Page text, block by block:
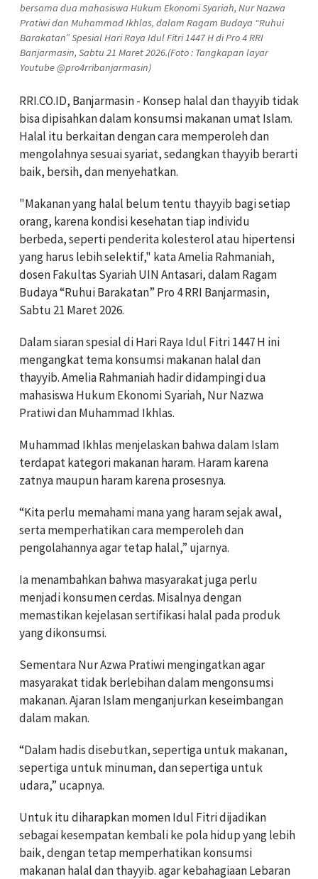
bersama dua mahasiswa Hukum Ekonomi Syariah, Nur Nazwa
Pratiwi dan Muhammad Ikhlas, dalam Ragam Budaya “Ruhui
Barakatan” Spesial Hari Raya Idul Fitri 1447 H di Pro 4 RRI
Banjarmasin, Sabtu 21 Maret 2026.(Foto : Tangkapan layar
Youtube @pro4rribanjarmasin)
RRI.CO.ID, Banjarmasin - Konsep halal dan thayyib tidak
bisa dipisahkan dalam konsumsi makanan umat Islam.
Halal itu berkaitan dengan cara memperoleh dan
mengolahnya sesuai syariat, sedangkan thayyib berarti
baik, bersih, dan menyehatkan.
"Makanan yang halal belum tentu thayyib bagi setiap
orang, karena kondisi kesehatan tiap individu
berbeda, seperti penderita kolesterol atau hipertensi
yang harus lebih selektif," kata Amelia Rahmaniah,
dosen Fakultas Syariah UIN Antasari, dalam Ragam
Budaya “Ruhui Barakatan” Pro 4 RRI Banjarmasin,
Sabtu 21 Maret 2026.
Dalam siaran spesial di Hari Raya Idul Fitri 1447 H ini
mengangkat tema konsumsi makanan halal dan
thayyib. Amelia Rahmaniah hadir didampingi dua
mahasiswa Hukum Ekonomi Syariah, Nur Nazwa
Pratiwi dan Muhammad Ikhlas.
Muhammad Ikhlas menjelaskan bahwa dalam Islam
terdapat kategori makanan haram. Haram karena
zatnya maupun haram karena prosesnya.
“Kita perlu memahami mana yang haram sejak awal,
serta memperhatikan cara memperoleh dan
pengolahannya agar tetap halal,” ujarnya.
Ia menambahkan bahwa masyarakat juga perlu
menjadi konsumen cerdas. Misalnya dengan
memastikan kejelasan sertifikasi halal pada produk
yang dikonsumsi.
Sementara Nur Azwa Pratiwi mengingatkan agar
masyarakat tidak berlebihan dalam mengonsumsi
makanan. Ajaran Islam menganjurkan keseimbangan
dalam makan.
“Dalam hadis disebutkan, sepertiga untuk makanan,
sepertiga untuk minuman, dan sepertiga untuk
udara,” ucapnya.
Untuk itu diharapkan momen Idul Fitri dijadikan
sebagai kesempatan kembali ke pola hidup yang lebih
baik, dengan tetap memperhatikan konsumsi
makanan halal dan thayyib. agar kebahagiaan Lebaran